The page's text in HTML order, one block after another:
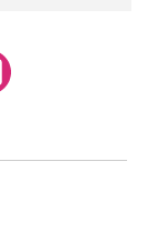
en la